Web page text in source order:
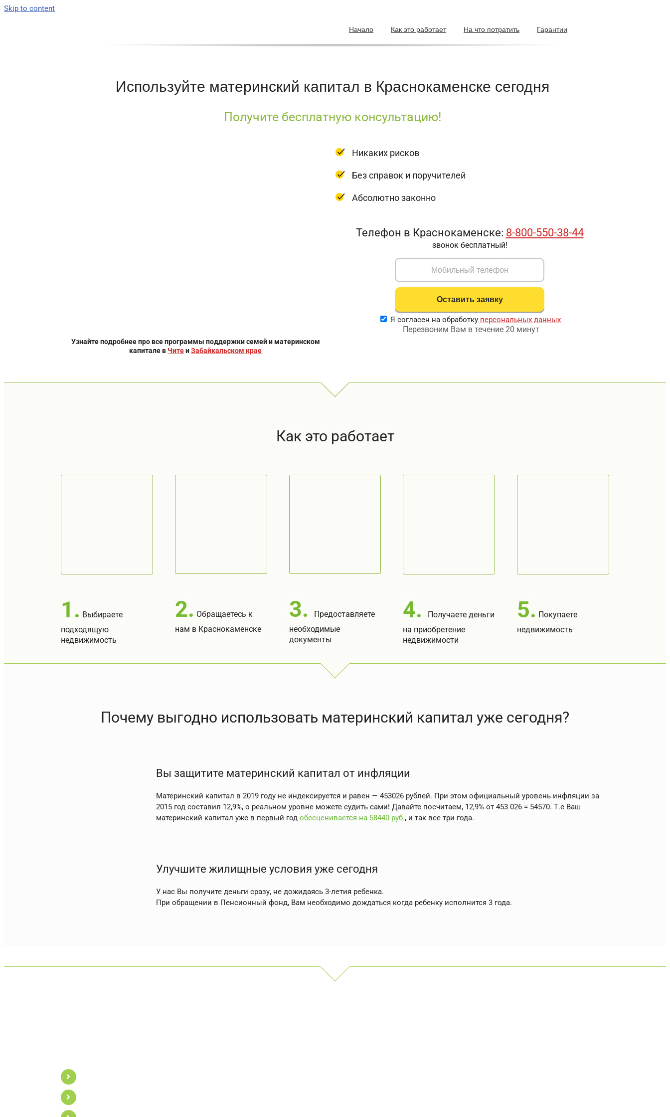
Skip to content
Начало Как это работает На что потратить Гарантии
Используйте материнский капитал в Краснокаменске сегодня
Получите бесплатную консультацию!
Узнайте подробнее про все программы поддержки семей и материнском
капитале в ЧитеиЗабайкальском крае
Никаких рисков
Без справок и поручителей
Абсолютно законно
Телефон в Краснокаменске: 8-800-550-38-44
звонок бесплатный!
Я согласен на обработку персональных данных
Перезвоним Вам в течение 20 минут
Как это работает
1. Выбираете
подходящую
недвижимость
2. Обращаетесь к
нам в Краснокаменске
3.
Предоставляете
необходимые
документы
4.
Получаете деньги
на приобретение
недвижимости
5. Покупаете
недвижимость
Почему выгодно использовать материнский капитал уже сегодня?
Вы защитите материнский капитал от инфляции
Материнский капитал в 2019 году не индексируется и равен — 453026 рублей. При этом официальный уровень инфляции за
2015 год составил 12,9%, о реальном уровне можете судить сами! Давайте посчитаем, 12,9% от 453 026 = 54570. Т.е Ваш
материнский капитал уже в первый год обесценивается на 58440 руб., и так все три года.
Улучшите жилищные условия уже сегодня
У нас Вы получите деньги сразу, не дожидаясь 3-летия ребенка.
При обращении в Пенсионный фонд, Вам необходимо дождаться когда ребенку исполнится 3 года.